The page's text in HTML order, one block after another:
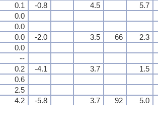
0.1 -0.8 4.5 5.7
0.0
0.0
0.0 -2.0 3.5 66 2.3
0.0
--
0.2 -4.1 3.7 1.5
0.6
2.5
4.2 -5.8 3.7 92 5.0
0.1 -0.8 4.5 5.7
0.0
0.0
0.0 -2.0 3.5 66 2.3
0.0
--
0.2 -4.1 3.7 1.5
0.6
2.5
4.2 -5.8 3.7 92 5.0
0.1 -0.8 4.5 5.7
0.0
0.0
0.0 -2.0 3.5 66 2.3
0.0
--
0.2 -4.1 3.7 1.5
0.6
2.5
4.2 -5.8 3.7 92 5.0
0.1 -0.8 4.5 5.7
0.0
0.0
0.0 -2.0 3.5 66 2.3
0.0
--
0.2 -4.1 3.7 1.5
0.6
2.5
4.2 -5.8 3.7 92 5.0